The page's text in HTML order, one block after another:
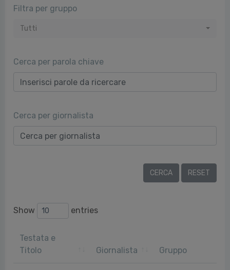
Filtra per gruppo
Tutti
Cerca per parola chiave
Cerca per giornalista
Show entries
Testata e
Titolo
Giornalista Gruppo